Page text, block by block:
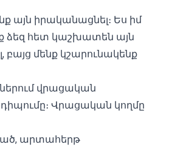
այն իրականացնել։ Ես իմ
ձեզ հետ կաշխատեն այն
բայց մենք կշարունակենք
վրացական
Վրացական կողմը
արտահերթ